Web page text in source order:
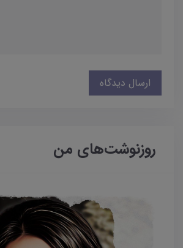
ارسال دیدگاه
روزنوشت‌های من